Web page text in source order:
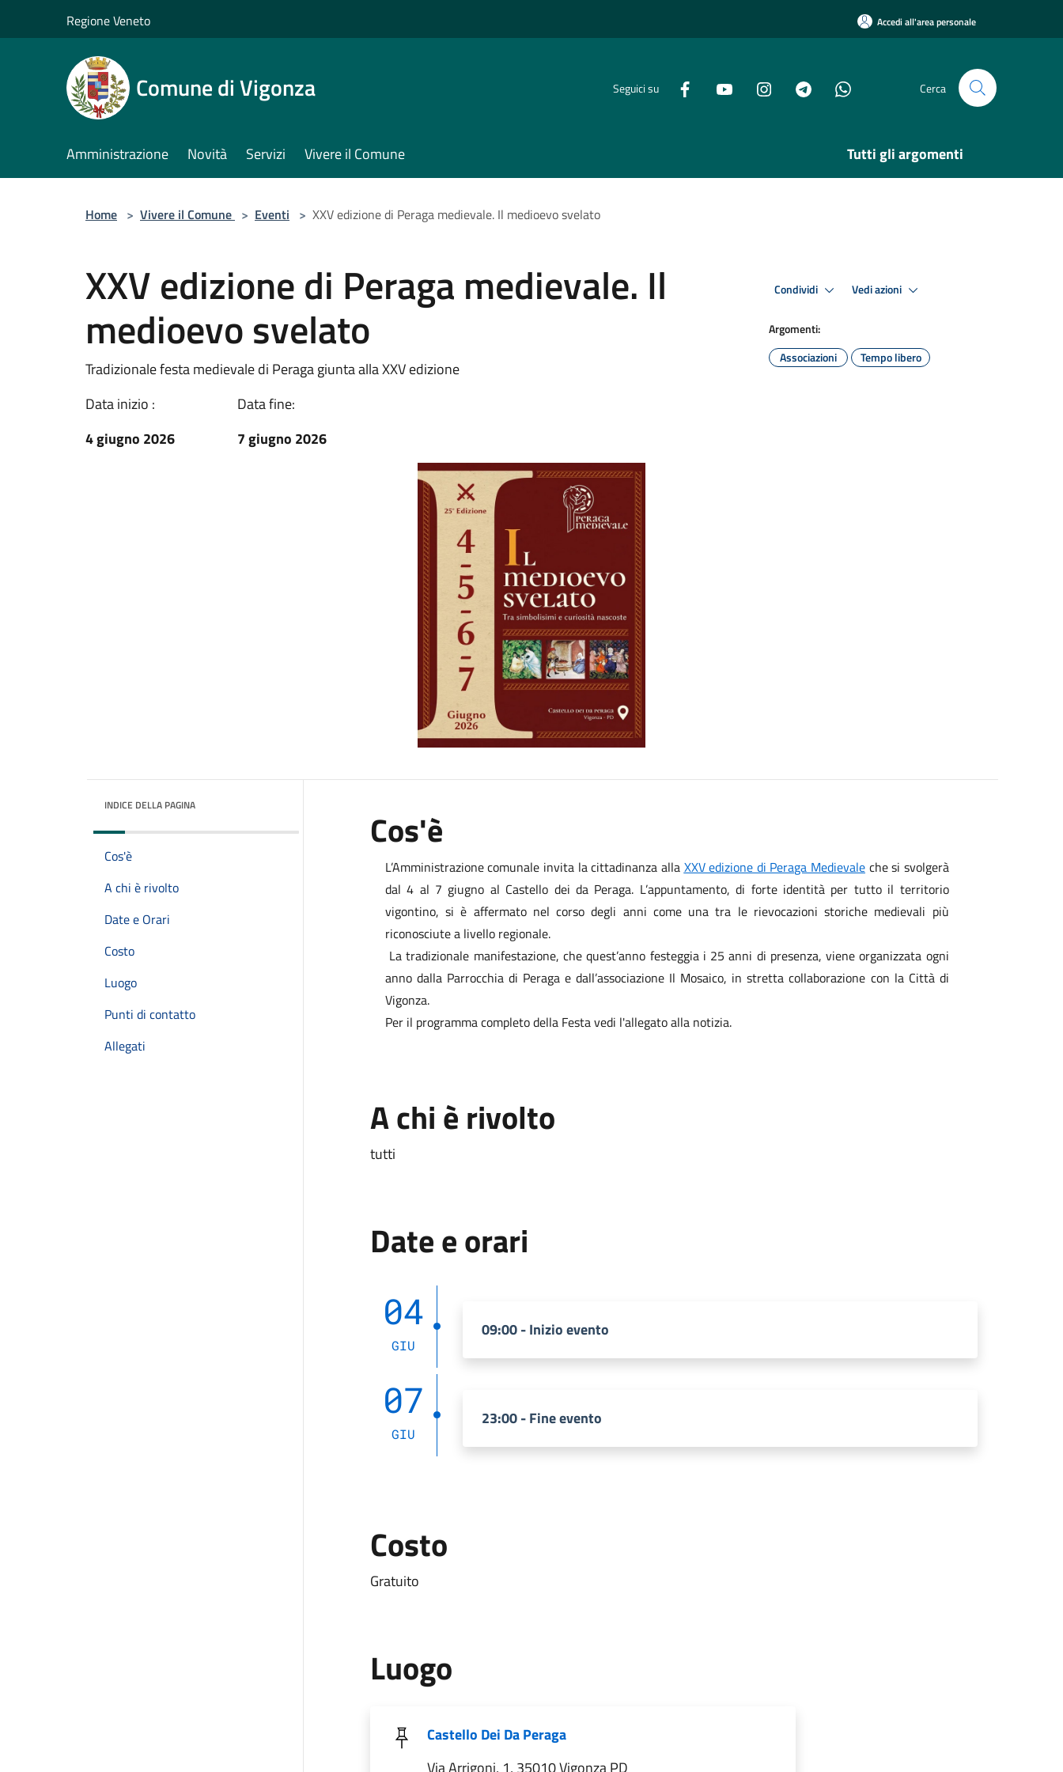
Regione Veneto Accedi all'area personale
Comune di Vigonza Seguici su Cerca
Amministrazione Novità Servizi Vivere il Comune Tutti gli argomenti
Home > Vivere il Comune > Eventi > XXV edizione di Peraga medievale. Il medioevo svelato
XXV edizione di Peraga medievale. Il
medioevo svelato
Tradizionale festa medievale di Peraga giunta alla XXV edizione
Data inizio :
4 giugno 2026
Data fine:
7 giugno 2026
Condividi Vedi azioni
Argomenti:
Associazioni
Tempo libero
INDICE DELLA PAGINA
Cos'è
A chi è rivolto
Date e Orari
Costo
Luogo
Punti di contatto
Allegati
Cos'è
L’Amministrazione comunale invita la cittadinanza alla XXV edizione di Peraga Medievaleche si svolgerà
dal 4 al 7 giugno al Castello dei da Peraga. L’appuntamento, di forte identità per tutto il territorio
vigontino, si è affermato nel corso degli anni come una tra le rievocazioni storiche medievali più
riconosciute a livello regionale.
La tradizionale manifestazione, che quest’anno festeggia i 25 anni di presenza, viene organizzata ogni
anno dalla Parrocchia di Peraga e dall’associazione Il Mosaico, in stretta collaborazione con la Città di
Vigonza.
Per il programma completo della Festa vedi l'allegato alla notizia.
A chi è rivolto
tutti
Date e orari
04
GIU
09:00 - Inizio evento
07
GIU
23:00 - Fine evento
Costo
Gratuito
Luogo
Castello Dei Da Peraga
Via Arrigoni, 1, 35010 Vigonza PD